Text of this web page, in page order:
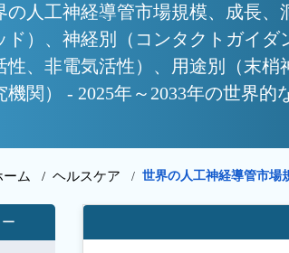
の人工神経導管市場規模、成長
ド）、神経別（コンタクトガイ
性、非電気活性）、用途別（末梢
機関） - 2025年～2033年の世界的
ーム / ヘルスケア / 世界の人工神経導管市場